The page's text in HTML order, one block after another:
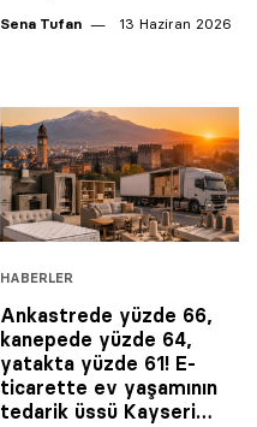
Sena Tufan 13 Haziran 2026
HABERLER
Ankastrede yüzde 66,
kanepede yüzde 64,
yatakta yüzde 61! E-
ticarette ev yaşamının
tedarik üssü Kayseri…